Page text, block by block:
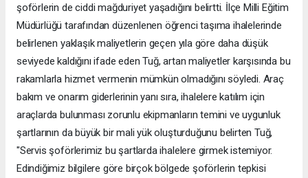
şoförlerin de ciddi mağduriyet yaşadığını belirtti. İlçe Milli Eğitim
Müdürlüğü tarafından düzenlenen öğrenci taşıma ihalelerinde
belirlenen yaklaşık maliyetlerin geçen yıla göre daha düşük
seviyede kaldığını ifade eden Tuğ, artan maliyetler karşısında bu
rakamlarla hizmet vermenin mümkün olmadığını söyledi. Araç
bakım ve onarım giderlerinin yanı sıra, ihalelere katılım için
araçlarda bulunması zorunlu ekipmanların temini ve uygunluk
şartlarının da büyük bir mali yük oluşturduğunu belirten Tuğ,
"Servis şoförlerimiz bu şartlarda ihalelere girmek istemiyor.
Edindiğimiz bilgilere göre birçok bölgede şoförlerin tepkisi